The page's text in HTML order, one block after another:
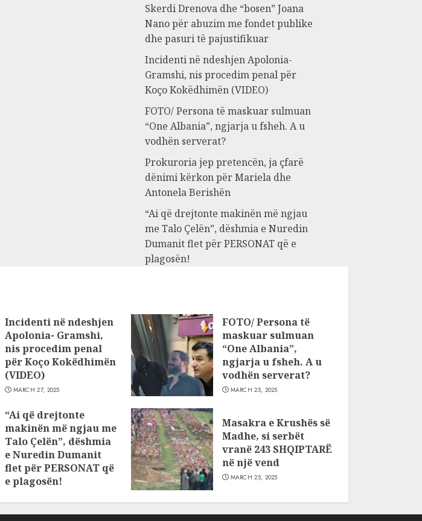
Skerdi Drenova dhe “bosen” Joana
Nano për abuzim me fondet publike
dhe pasuri të pajustifikuar
Incidenti në ndeshjen Apolonia-
Gramshi, nis procedim penal për
Koço Kokëdhimën (VIDEO)
FOTO/ Persona të maskuar sulmuan
“One Albania”, ngjarja u fsheh. A u
vodhën serverat?
Prokuroria jep pretencën, ja çfarë
dënimi kërkon për Mariela dhe
Antonela Berishën
“Ai që drejtonte makinën më ngjau
me Talo Çelën”, dëshmia e Nuredin
Dumanit flet për PERSONAT që e
plagosën!
Incidenti në ndeshjen
Apolonia- Gramshi,
nis procedim penal
për Koço Kokëdhimën
(VIDEO)
MARCH 27, 2025
FOTO/ Persona të
maskuar sulmuan
“One Albania”,
ngjarja u fsheh. A u
vodhën serverat?
MARCH 25, 2025
“Ai që drejtonte
makinën më ngjau me
Talo Çelën”, dëshmia
e Nuredin Dumanit
flet për PERSONAT që
e plagosën!
Masakra e Krushës së
Madhe, si serbët
vranë 243 SHQIPTARË
në një vend
MARCH 25, 2025